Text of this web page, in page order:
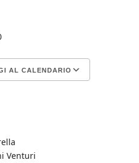
AL CALENDARIO
Venturi